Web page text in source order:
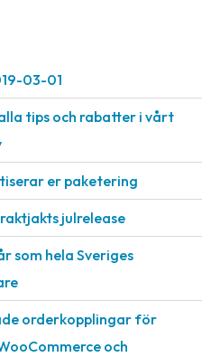
03-01
tips och rabatter i vårt
er paketering
julrelease
som hela Sveriges
orderkopplingar för
och